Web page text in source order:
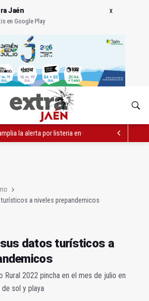
Jaén
en Google Play
la alerta por listeria en Granada, Jaén y Sevilla
a niveles prepandemicos
sus datos turísticos a
Rural 2022 pincha en el mes de julio en
sol y playa